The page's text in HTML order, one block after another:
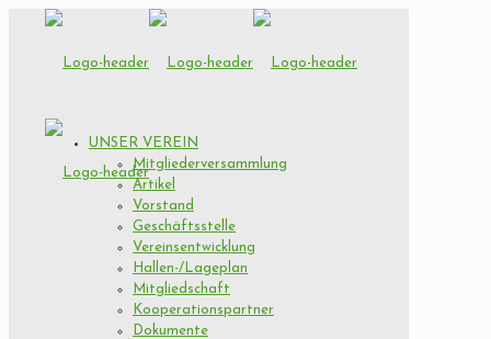
UNSER VEREIN
Mitgliederversammlung
Artikel
Vorstand
Geschäftsstelle
Vereinsentwicklung
Hallen-/Lageplan
Mitgliedschaft
Kooperationspartner
Dokumente